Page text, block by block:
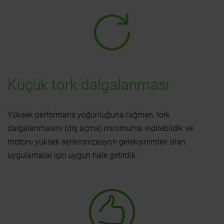
Küçük tork dalgalanması
Yüksek performans yoğunluğuna rağmen, tork
dalgalanmasını (diş açma) minimuma indirebildik ve
motoru yüksek senkronizasyon gereksinimleri olan
uygulamalar için uygun hale getirdik.